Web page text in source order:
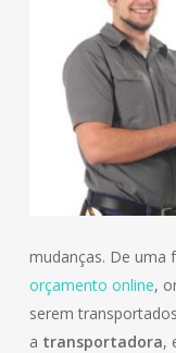
mudanças. De uma
orçamento online,
serem
a transportadora,